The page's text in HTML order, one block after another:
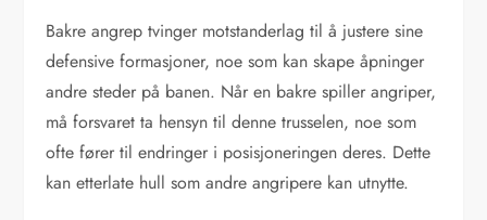
Bakre angrep tvinger motstanderlag til å justere sine
defensive formasjoner, noe som kan skape åpninger
andre steder på banen. Når en bakre spiller angriper,
må forsvaret ta hensyn til denne trusselen, noe som
ofte fører til endringer i posisjoneringen deres. Dette
kan etterlate hull som andre angripere kan utnytte.